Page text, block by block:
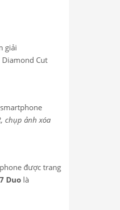
giải
Cut
chụp ảnh xóa
được trang
Duo là